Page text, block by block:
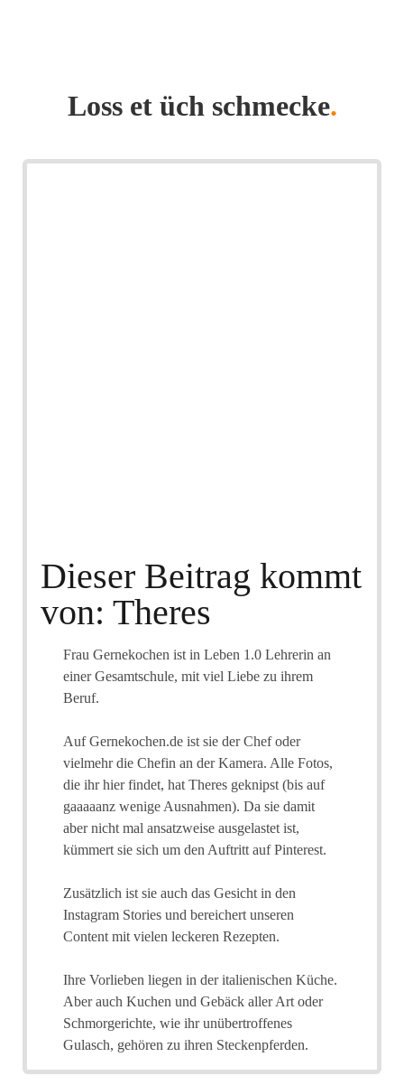
Loss et üch schmecke.
Dieser Beitrag kommt
von: Theres
Frau Gernekochen ist in Leben 1.0 Lehrerin an
einer Gesamtschule, mit viel Liebe zu ihrem
Beruf.
Auf Gernekochen.de ist sie der Chef oder
vielmehr die Chefin an der Kamera. Alle Fotos,
die ihr hier findet, hat Theres geknipst (bis auf
gaaaaanz wenige Ausnahmen). Da sie damit
aber nicht mal ansatzweise ausgelastet ist,
kümmert sie sich um den Auftritt auf Pinterest.
Zusätzlich ist sie auch das Gesicht in den
Instagram Stories und bereichert unseren
Content mit vielen leckeren Rezepten.
Ihre Vorlieben liegen in der italienischen Küche.
Aber auch Kuchen und Gebäck aller Art oder
Schmorgerichte, wie ihr unübertroffenes
Gulasch, gehören zu ihren Steckenpferden.